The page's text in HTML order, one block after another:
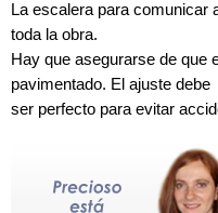
La escalera para comunicar
toda la obra.
Hay que asegurarse de que
pavimentado. El ajuste debe
ser perfecto para evitar